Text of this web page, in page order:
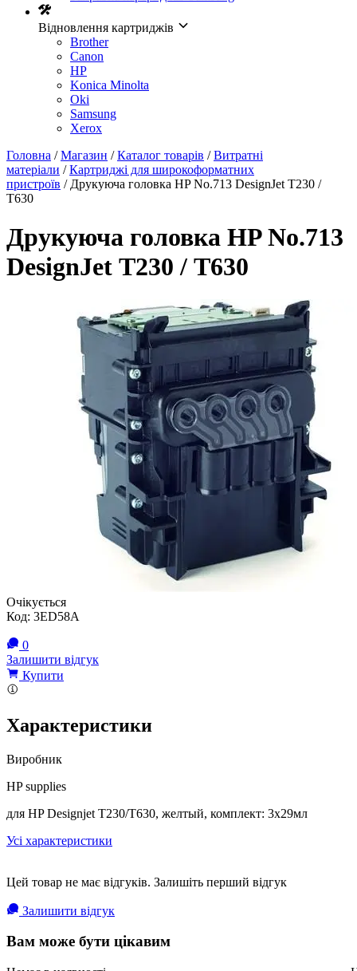
Відновлення картриджів
Brother
Canon
HP
Konica Minolta
Oki
Samsung
Xerox
Головна /Магазин /Каталог товарів /Витратні
матеріали /Картриджі для широкоформатних
пристроїв / Друкуюча головка HP No.713 DesignJet Т230 /
Т630
Друкуюча головка HP No.713
DesignJet Т230 / Т630
Очікується
Код: 3ED58A
0
Залишити відгук
Купити
Характеристики
Виробник
HP supplies
для HP Designjet T230/T630, желтый, комплект: 3х29мл
Усі характеристики
Цей товар не має відгуків. Залишіть перший відгук
Залишити відгук
Вам може бути цікавим